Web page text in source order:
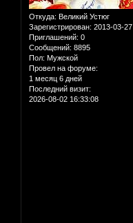
Откуда: Великий Устюг
Зарегистрирован: 2013-03-27
Приглашений: 0
Сообщений: 8895
Пол: Мужской
Провел на форуме:
1 месяц 6 дней
Последний визит:
2026-08-02 16:33:08